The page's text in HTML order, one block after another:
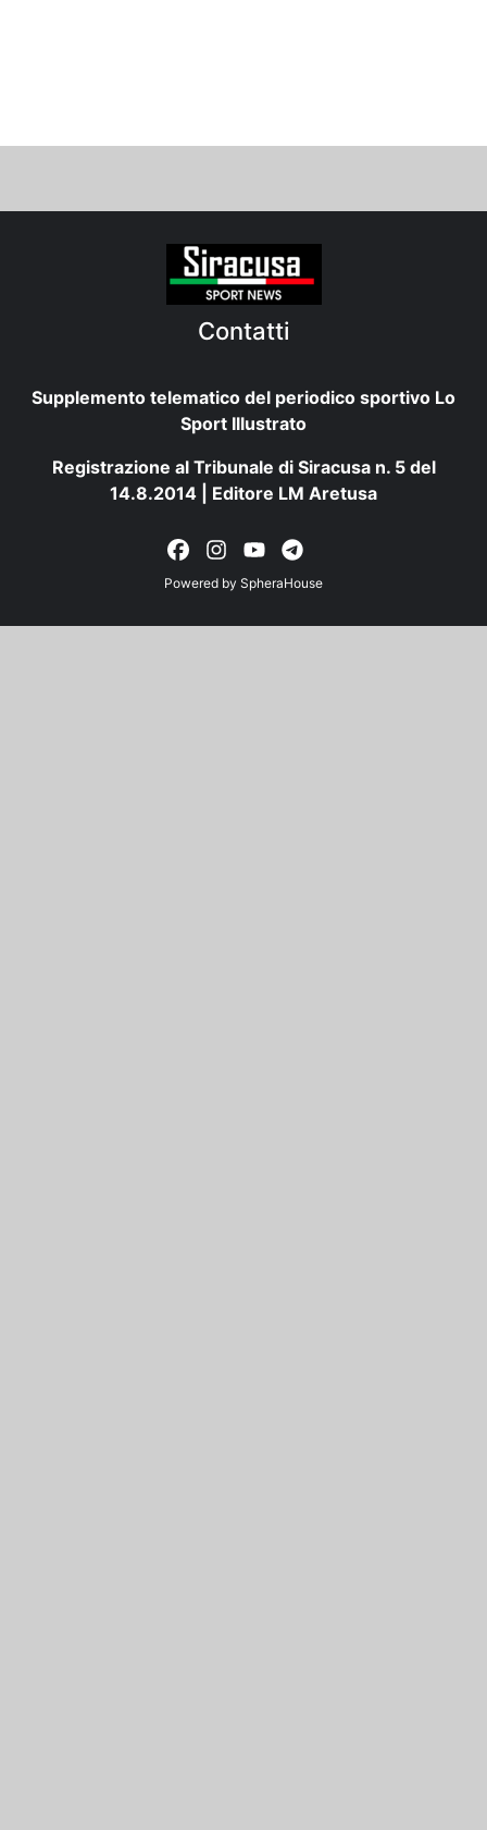
Contatti
Supplemento telematico del periodico sportivo Lo
Sport Illustrato
Registrazione al Tribunale di Siracusa n. 5 del
14.8.2014 | Editore LM Aretusa
Powered by SpheraHouse